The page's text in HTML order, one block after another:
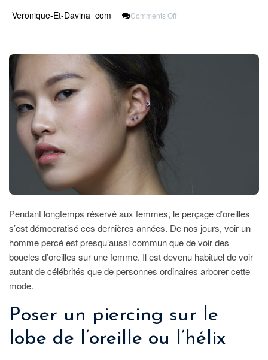
Veronique-Et-Davina_com Comments OffOn
?
Pendant longtemps réservé aux femmes, le perçage d’oreilles
s’est démocratisé ces dernières années. De nos jours, voir un
homme percé est presqu’aussi commun que de voir des
boucles d’oreilles sur une femme. Il est devenu habituel de voir
autant de célébrités que de personnes ordinaires arborer cette
mode.
Poser un piercing sur le
lobe de l’oreille ou l’hélix